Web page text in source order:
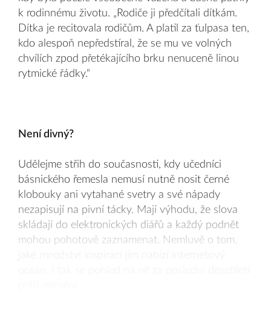
k rodinnému životu. „Rodiče ji předčítali dítkám.
Dítka je recitovala rodičům. A platil za ťulpasa ten,
kdo alespoň nepředstíral, že se mu ve volných
chvílích zpod přetékajícího brku nenuceně linou
rytmické řádky.“
Není divný?
Udělejme střih do současnosti, kdy učedníci
básnického řemesla nemusí nutně nosit černé
klobouky ani vytahané svetry a své nápady
nezapisují na pivní tácky. Mají výhodu, že slova
skládají do elektronických diářů a každý podnět
mohou pohotově zaznamenat. Nemluvě o tom,